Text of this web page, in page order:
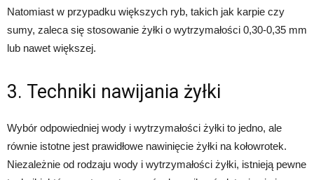
Natomiast w przypadku większych ryb, takich jak karpie czy
sumy, zaleca się stosowanie żyłki o wytrzymałości 0,30-0,35 mm
lub nawet większej.
3. Techniki nawijania żyłki
Wybór odpowiedniej wody i wytrzymałości żyłki to jedno, ale
równie istotne jest prawidłowe nawinięcie żyłki na kołowrotek.
Niezależnie od rodzaju wody i wytrzymałości żyłki, istnieją pewne